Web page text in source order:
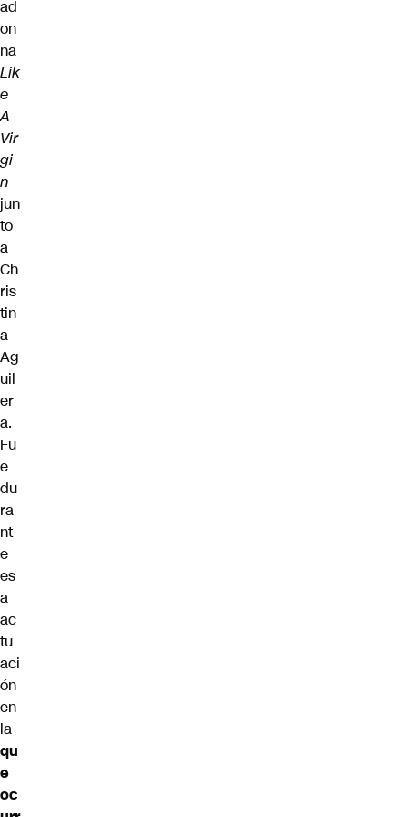
ad
on
na
Lik
e
A
Vir
gi
n
jun
to
a
Ch
ris
tin
a
Ag
uil
er
a.
Fu
e
du
ra
nt
e
es
a
ac
tu
aci
ón
en
la
qu
e
oc